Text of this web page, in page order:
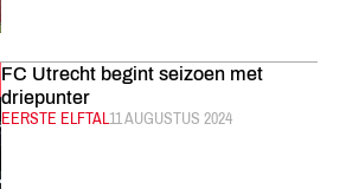
FC Utrecht begint seizoen met
driepunter
CATEGORIE:
EERSTE ELFTALGEPUBLICEERD:
11 AUGUSTUS 2024